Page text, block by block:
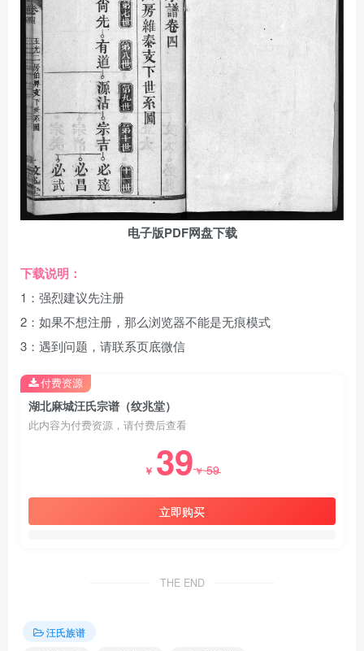
电子版PDF网盘下载
下载说明：
1：强烈建议先注册
2：如果不想注册，那么浏览器不能是无痕模式
3：遇到问题，请联系页底微信
湖北麻城汪氏宗谱（纹兆堂）
此内容为付费资源，请付费后查看
￥ 39￥59
立即购买
付费资源
THE END
汪氏族谱